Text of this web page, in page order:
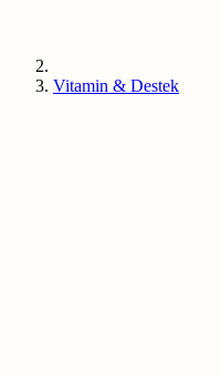
Vitamin & Destek